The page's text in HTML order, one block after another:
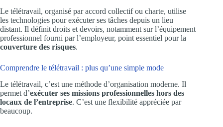
Le télétravail, organisé par accord collectif ou charte, utilise
les technologies pour exécuter ses tâches depuis un lieu
distant. Il définit droits et devoirs, notamment sur l’équipement
professionnel fourni par l’employeur, point essentiel pour la
couverture des risques.
Comprendre le télétravail : plus qu’une simple mode
Le télétravail, c’est une méthode d’organisation moderne. Il
permet d’exécuter ses missions professionnelles hors des
locaux de l’entreprise. C’est une flexibilité appréciée par
beaucoup.